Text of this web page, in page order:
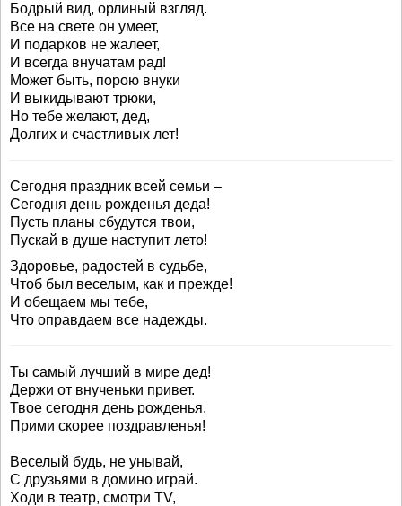
Бодрый вид, орлиный взгляд.
Все на свете он умеет,
И подарков не жалеет,
И всегда внучатам рад!
Может быть, порою внуки
И выкидывают трюки,
Но тебе желают, дед,
Долгих и счастливых лет!
Сегодня праздник всей семьи –
Сегодня день рожденья деда!
Пусть планы сбудутся твои,
Пускай в душе наступит лето!
Здоровье, радостей в судьбе,
Чтоб был веселым, как и прежде!
И обещаем мы тебе,
Что оправдаем все надежды.
Ты самый лучший в мире дед!
Держи от внученьки привет.
Твое сегодня день рожденья,
Прими скорее поздравленья!
Веселый будь, не унывай,
С друзьями в домино играй.
Ходи в театр, смотри ТV,